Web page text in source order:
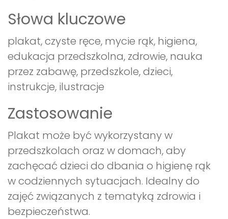
Słowa kluczowe
plakat, czyste ręce, mycie rąk, higiena,
edukacja przedszkolna, zdrowie, nauka
przez zabawę, przedszkole, dzieci,
instrukcje, ilustracje
Zastosowanie
Plakat może być wykorzystany w
przedszkolach oraz w domach, aby
zachęcać dzieci do dbania o higienę rąk
w codziennych sytuacjach. Idealny do
zajęć związanych z tematyką zdrowia i
bezpieczeństwa.